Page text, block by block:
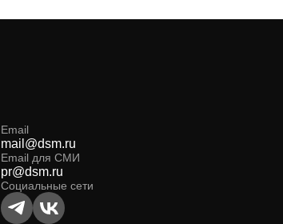
Email
mail@dsm.ru
Email для СМИ
pr@dsm.ru
Социальные сети